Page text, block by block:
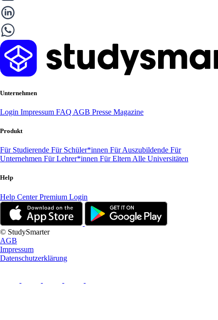
Unternehmen
Login Impressum FAQ AGB Presse Magazine
Produkt
Für Studierende Für Schüler*innen Für Auszubildende Für
Unternehmen Für Lehrer*innen Für Eltern Alle Universitäten
Help
Help CenterPremium Login
© StudySmarter
AGB
Impressum
Datenschutzerklärung